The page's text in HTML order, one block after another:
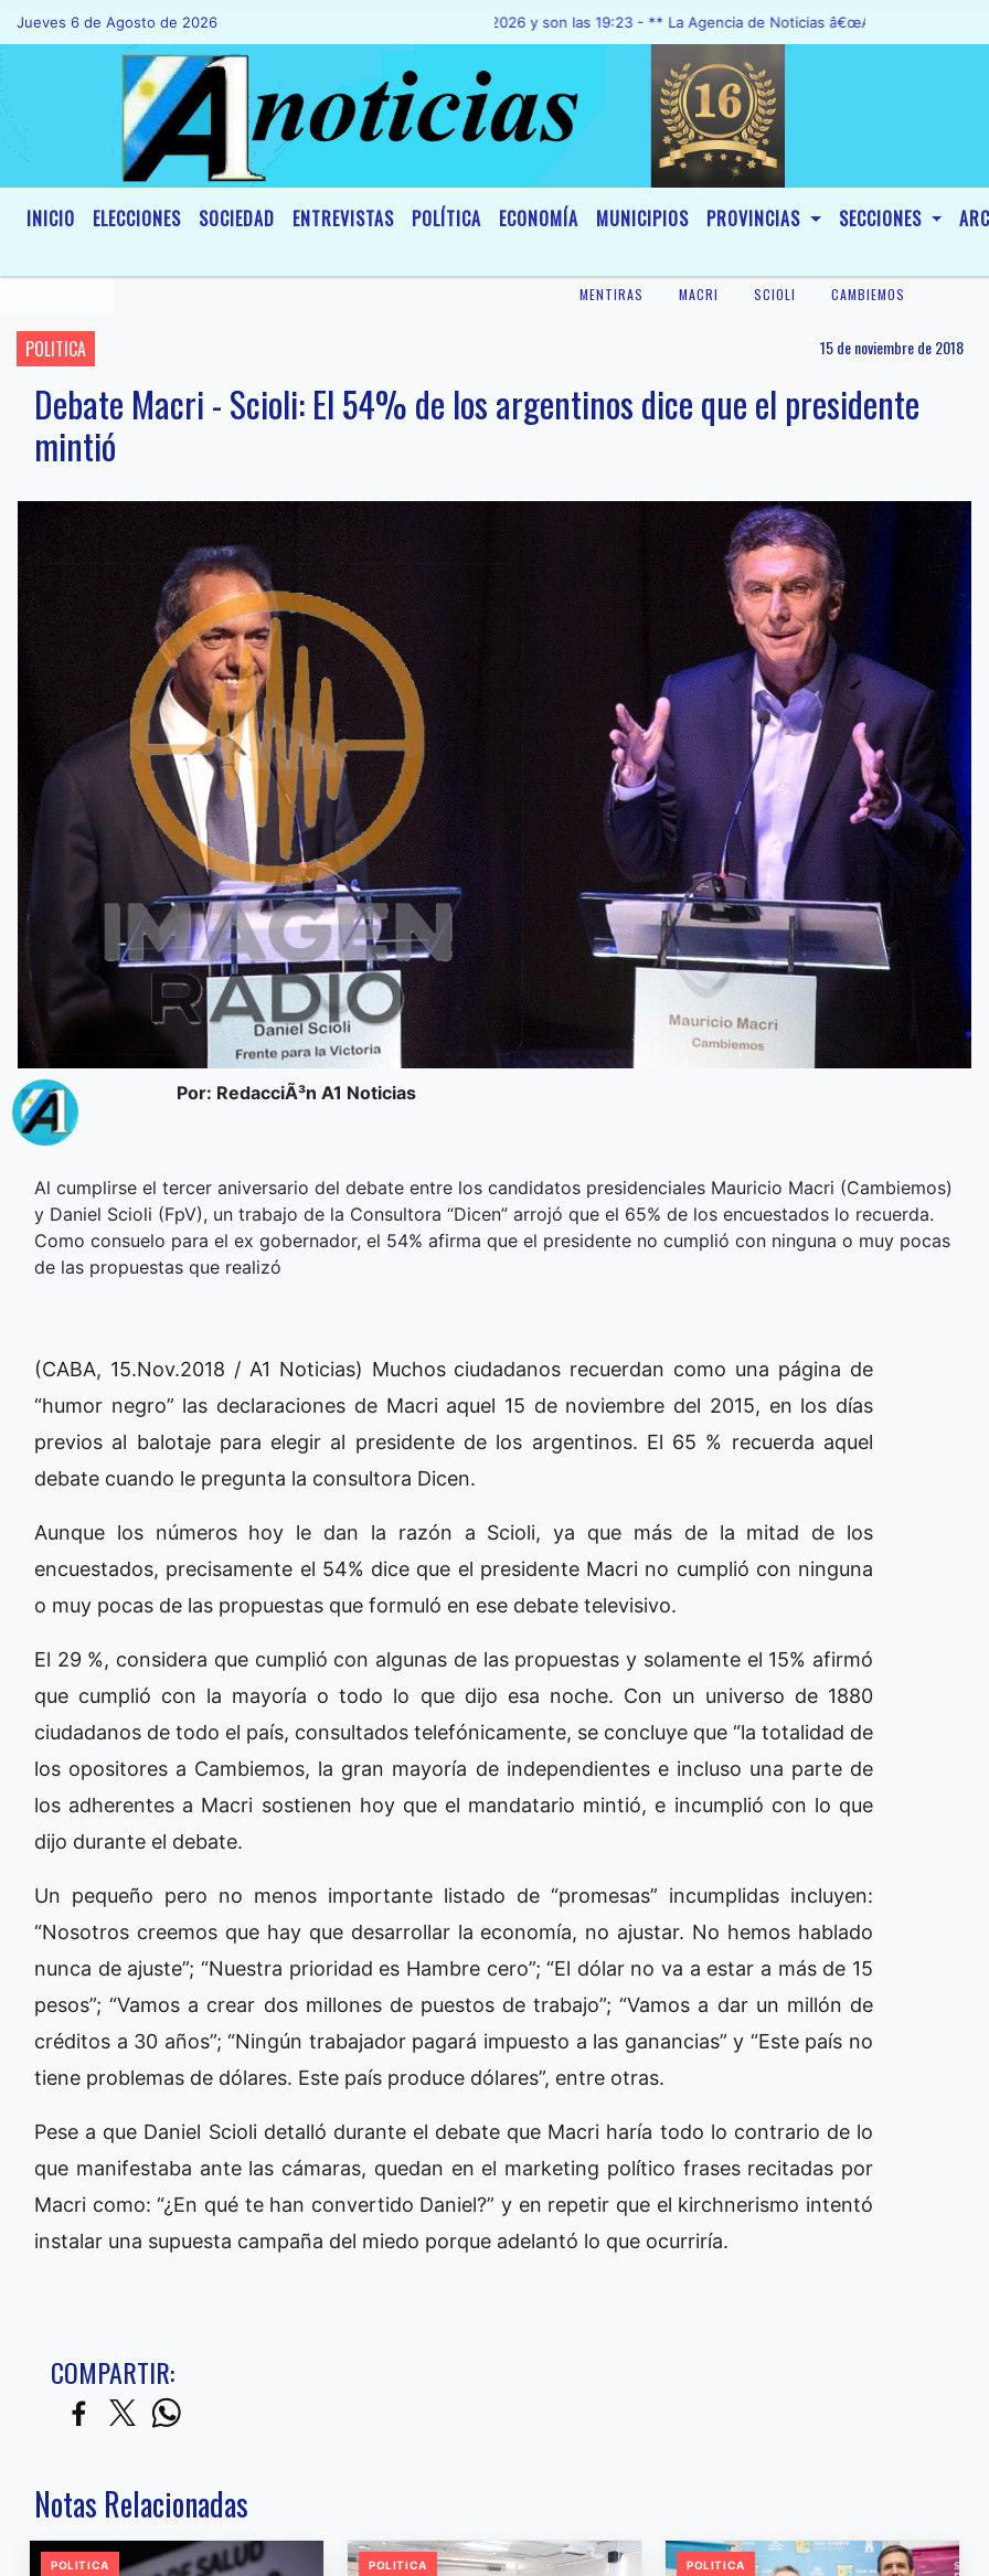
Jueves 6 de Agosto de 2026Hoy es Jueves 6 de Agosto de 2026 y son las 19:23 - ** La Agencia de Noticias â€œA1 Noticiasâ€, fue
INICIO ELECCIONES SOCIEDAD ENTREVISTAS POLÍTICA ECONOMÍA MUNICIPIOS PROVINCIAS SECCIONES
MENTIRAS MACRI SCIOLI CAMBIEMOS
POLITICA 15 de noviembre de 2018
Debate Macri - Scioli: El 54% de los argentinos dice que el presidente
mintió
Por: RedacciÃ³n A1 Noticias
Al cumplirse el tercer aniversario del debate entre los candidatos presidenciales Mauricio Macri (Cambiemos)
y Daniel Scioli (FpV), un trabajo de la Consultora “Dicen” arrojó que el 65% de los encuestados lo recuerda.
Como consuelo para el ex gobernador, el 54% afirma que el presidente no cumplió con ninguna o muy pocas
de las propuestas que realizó
(CABA, 15.Nov.2018 / A1 Noticias) Muchos ciudadanos recuerdan como una página de
“humor negro” las declaraciones de Macri aquel 15 de noviembre del 2015, en los días
previos al balotaje para elegir al presidente de los argentinos. El 65 % recuerda aquel
debate cuando le pregunta la consultora Dicen.
Aunque los números hoy le dan la razón a Scioli, ya que más de la mitad de los
encuestados, precisamente el 54% dice que el presidente Macri no cumplió con ninguna
o muy pocas de las propuestas que formuló en ese debate televisivo.
El 29 %, considera que cumplió con algunas de las propuestas y solamente el 15% afirmó
que cumplió con la mayoría o todo lo que dijo esa noche. Con un universo de 1880
ciudadanos de todo el país, consultados telefónicamente, se concluye que “la totalidad de
los opositores a Cambiemos, la gran mayoría de independientes e incluso una parte de
los adherentes a Macri sostienen hoy que el mandatario mintió, e incumplió con lo que
dijo durante el debate.
Un pequeño pero no menos importante listado de “promesas” incumplidas incluyen:
“Nosotros creemos que hay que desarrollar la economía, no ajustar. No hemos hablado
nunca de ajuste”; “Nuestra prioridad es Hambre cero”; “El dólar no va a estar a más de 15
pesos”; “Vamos a crear dos millones de puestos de trabajo”; “Vamos a dar un millón de
créditos a 30 años”; “Ningún trabajador pagará impuesto a las ganancias” y “Este país no
tiene problemas de dólares. Este país produce dólares”, entre otras.
Pese a que Daniel Scioli detalló durante el debate que Macri haría todo lo contrario de lo
que manifestaba ante las cámaras, quedan en el marketing político frases recitadas por
Macri como: “¿En qué te han convertido Daniel?” y en repetir que el kirchnerismo intentó
instalar una supuesta campaña del miedo porque adelantó lo que ocurriría.
COMPARTIR:
Notas Relacionadas
POLITICA POLITICA POLITICA